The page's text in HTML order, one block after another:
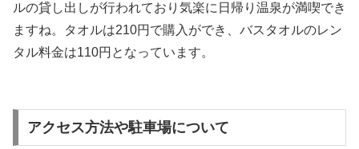
ルの貸し出しが行われており気楽に日帰り温泉が満喫でき
ますね。タオルは210円で購入ができ、バスタオルのレン
タル料金は110円となっています。
アクセス方法や駐車場について